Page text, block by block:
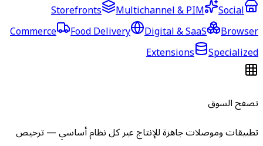
Storefronts
Multichannel & PIM
Social
Commerce
Food Delivery Digital & SaaS
Browser
Extensions
Specialized
تصفح السوق
تطبيقات وموصلات جاهزة للإنتاج عبر كل نظام أساسي — ترخيص